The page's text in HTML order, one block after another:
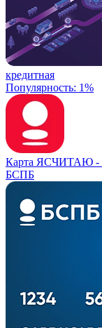
кредитная
Популярность: 1%
Карта ЯСЧИТАЮ -
БСПБ